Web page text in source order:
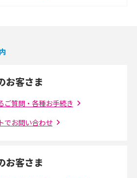
種類ごとの特徴や選び方を紹介
始める手順は？設備状況の確認方法も解説
かりやすく解説！事前に準備すべきものも紹
メリットや接続方法を解説
お客さま
ご質問・各種お手続き
でお問い合わせ
お客さま